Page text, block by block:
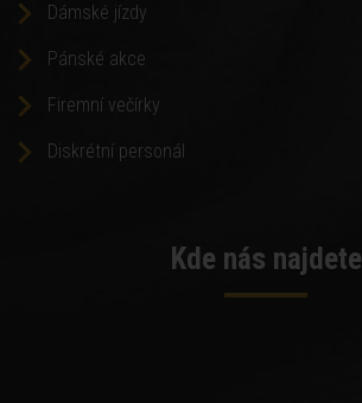
Dámské jízdy
Pánské akce
Firemní večírky
Diskrétní personál
Kde nás najdete